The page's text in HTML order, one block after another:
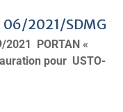
2021/SDMG
2021 PORTAN «
pour USTO-